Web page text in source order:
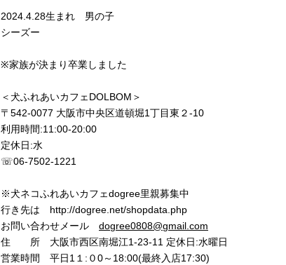
2024.4.28生まれ 男の子
シーズー
※家族が決まり卒業しました
＜犬ふれあいカフェDOLBOM＞
〒542-0077 大阪市中央区道頓堀1丁目東２-10
利用時間:11:00‐20:00
定休日:水
☏06-7502-1221
※犬ネコふれあいカフェdogree里親募集中
行き先は http://dogree.net/shopdata.php
お問い合わせメール dogree0808@gmail.com
住 所 大阪市西区南堀江1-23-11 定休日:水曜日
営業時間 平日1１:０0～18:00(最終入店17:30)